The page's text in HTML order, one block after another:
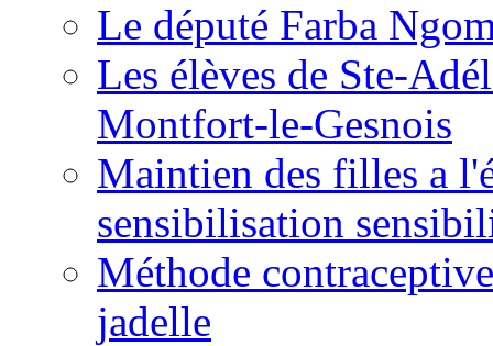
Le député Farba
Les élèves de Ste-
Montfort-le-Gesnois
Maintien des filles a
sensibilisation
Méthode
jadelle